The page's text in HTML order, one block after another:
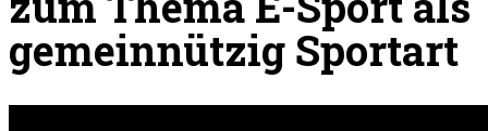
gemeinnützig Sportart